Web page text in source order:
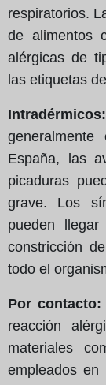
respiratorios.
de alimentos
alérgicas de
las etiquetas
Intradérmicos:
España, las
picaduras
grave. Los
pueden
constricción
todo el
Por contacto:
reacción
materiales
empleados